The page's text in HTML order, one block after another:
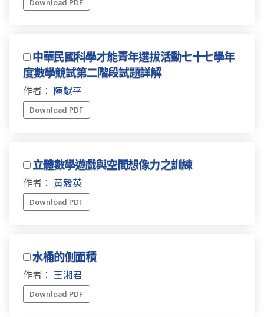
中華民國科學才能青年選拔活動七十七學年
度數學競試第二階段試題詳解
作者： 陳獻平
Download PDF
立體數學遊戲與空間想像力之訓練
作者： 黃毅英
Download PDF
水桶的側面積
作者： 王湘君
Download PDF